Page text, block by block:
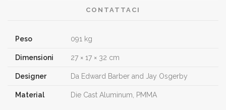
CONTATTACI
Peso 091 kg
Dimensioni 27 × 17 × 32 cm
Designer Da Edward Barber and Jay Osgerby
Material Die Cast Aluminum, PMMA